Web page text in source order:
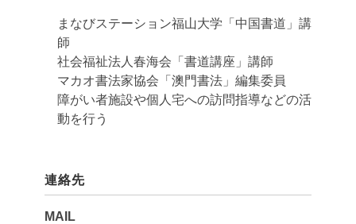
まなびステーション福山大学「中国書道」講
師
社会福祉法人春海会「書道講座」講師
マカオ書法家協会「澳門書法」編集委員
障がい者施設や個人宅への訪問指導などの活
動を行う
連絡先
MAIL